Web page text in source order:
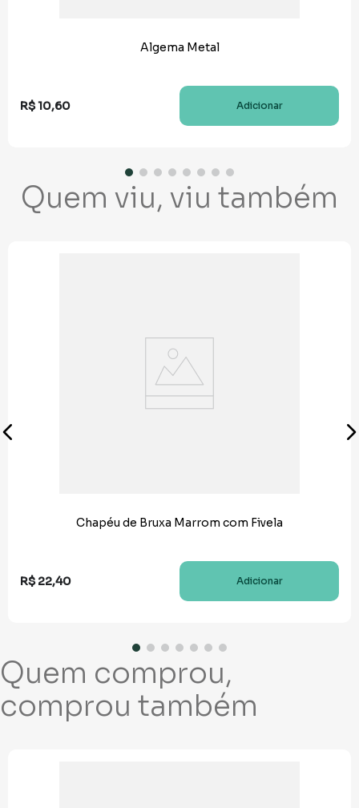
Algema Metal
R$10,60 Adicionar
Quem viu, viu também
Chapéu de Bruxa Marrom com Fivela
R$ 22,40 Adicionar
Quem comprou,
comprou também